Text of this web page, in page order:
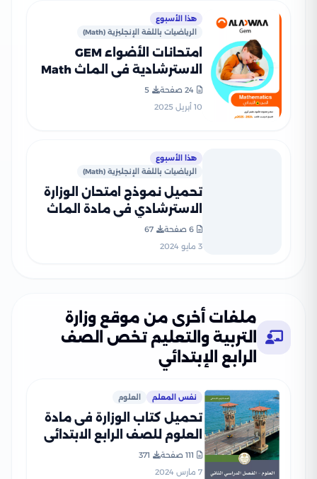
هذا الأسبوع
الرياضيات باللغة الإنجليزية (Math)
امتحانات الأضواء GEM
الاسترشادية في الماث Math
لرابعة ابتدائي على مقرر شهر
أبريل 2025 بصيغة PDF
24 صفحة
5
10 أبريل 2025
هذا الأسبوع
الرياضيات باللغة الإنجليزية (Math)
تحميل نموذج امتحان الوزارة
الاسترشادي في مادة الماث
Math للصف الرابع الابتدائي
الترم الثاني 2024
6 صفحة
67
3 مايو 2024
ملفات أخرى من موقع وزارة
التربية والتعليم تخص الصف
الرابع الإبتدائي
نفس المعلم العلوم
تحميل كتاب الوزارة فى مادة
العلوم للصف الرابع الابتدائى
الترم الثانى 2024 بصيغة PDF
111 صفحة
371
7 مارس 2024